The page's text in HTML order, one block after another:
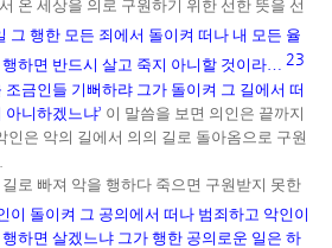
온 세상을 의로 구원하기 위한 선한 뜻을 선
그 행한 모든 죄에서 돌이켜 떠나 내 모든 율
하면 반드시 살고 죽지 아니할 것이라… 23
금인들 기뻐하랴 그가 돌이켜 그 길에서 떠
아니하겠느냐’ 이 말씀을 보면 의인은 끝까지
인은 악의 길에서 의의 길로 돌아옴으로 구원
로 빠져 악을 행하다 죽으면 구원받지 못한
이 돌이켜 그 공의에서 떠나 범죄하고 악인이
하면 살겠느냐 그가 행한 공의로운 일은 하